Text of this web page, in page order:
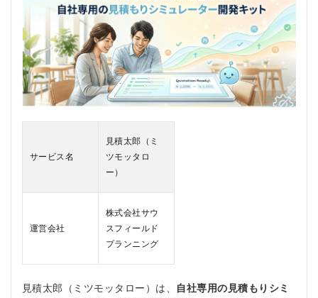
て作
きる
2.3
3. 静
的フ
ァイ
せる
業導
され
る
サービス名
見積太郎（ミ
ツモッタロ
ー）
運営会社
株式会社サウ
スフィールド
プランニング
見積太郎（ミツモッタロー）は、
自社専用の見積もりシミ